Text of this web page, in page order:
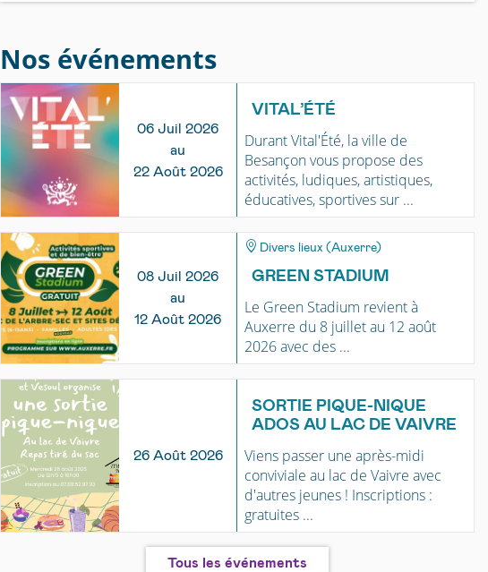
Nos événements
06 Juil 2026
au
22 Août 2026
VITAL’ÉTÉ
Durant Vital'Été, la ville de
Besançon vous propose des
activités, ludiques, artistiques,
éducatives, sportives sur ...
08 Juil 2026
au
12 Août 2026
Divers lieux (Auxerre)
GREEN STADIUM
Le Green Stadium revient à
Auxerre du 8 juillet au 12 août
2026 avec des ...
26 Août 2026
SORTIE PIQUE-NIQUE
ADOS AU LAC DE VAIVRE
Viens passer une après-midi
conviviale au lac de Vaivre avec
d'autres jeunes ! Inscriptions :
gratuites ...
Tous les événements